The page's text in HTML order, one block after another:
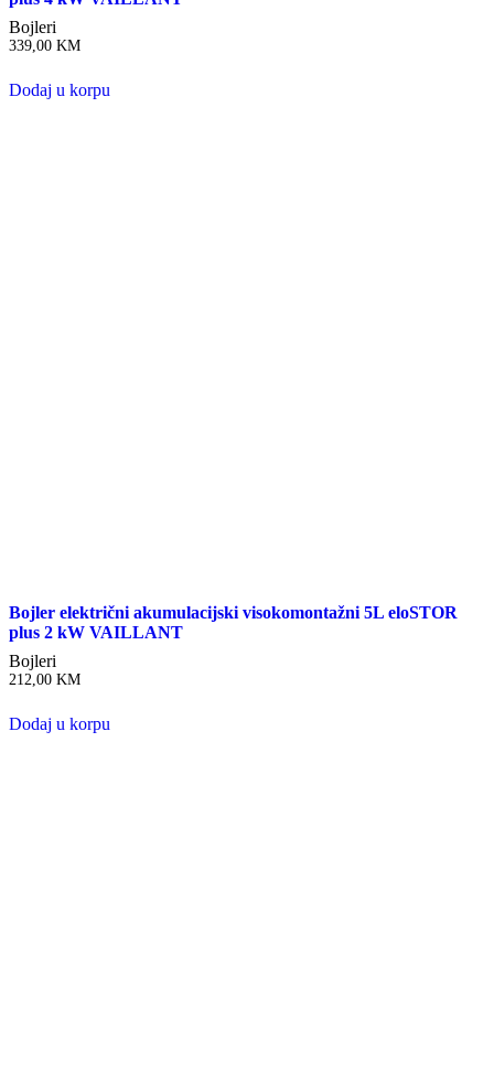
Bojleri
339,00 KM
Dodaj u korpu
Bojler električni akumulacijski visokomontažni 5L eloSTOR
plus 2 kW VAILLANT
Bojleri
212,00 KM
Dodaj u korpu